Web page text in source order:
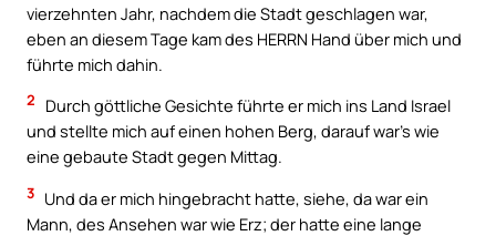
vierzehnten Jahr, nachdem die Stadt geschlagen war,
eben an diesem Tage kam des HERRN Hand über mich und
führte mich dahin.
2
Durch göttliche Gesichte führte er mich ins Land Israel
und stellte mich auf einen hohen Berg, darauf war’s wie
eine gebaute Stadt gegen Mittag.
3 Und da er mich hingebracht hatte, siehe, da war ein
Mann, des Ansehen war wie Erz; der hatte eine lange